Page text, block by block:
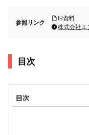
参照リンク
IR資料
目次